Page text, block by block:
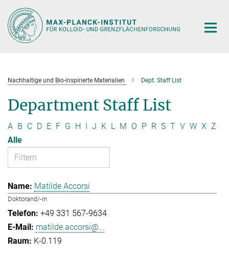
Hauptinhalt
Nachhaltige und Bio-inspirierte Materialien Dept. Staff List
Department Staff List
A B C D E F G H I J K L M O P R S T V W X Z
Alle
Matilde Accorsi
Doktorand/-in
+49 331 567-9634
matilde.accorsi@...
K-0.119